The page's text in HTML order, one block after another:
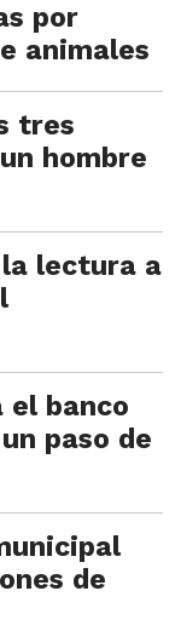
por
animales
tres
hombre
lectura a
el banco
paso de
de